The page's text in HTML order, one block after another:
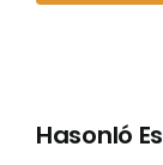
Hasonló